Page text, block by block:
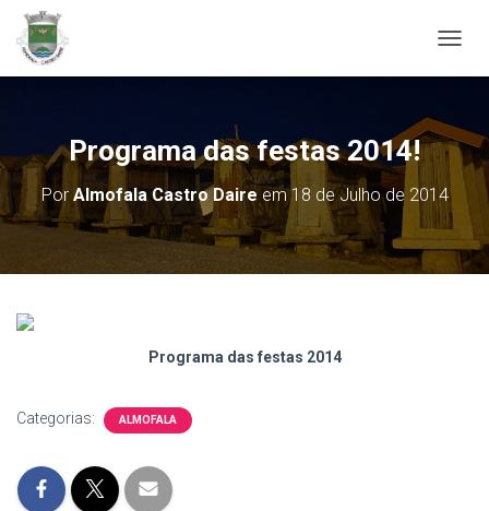
Programa das festas 2014!
Por Almofala Castro Daireem18 de Julho de 2014
Programa das festas 2014
Categorias: ALMOFALA